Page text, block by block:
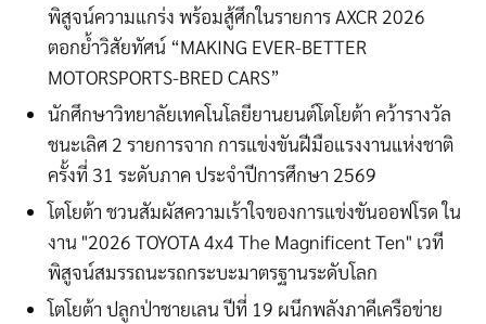
พิสูจน์ความแกร่ง พร้อมสู้ศึกในรายการ AXCR 2026
ตอกย้ำวิสัยทัศน์ “MAKING EVER-BETTER
MOTORSPORTS-BRED CARS”
นักศึกษาวิทยาลัยเทคโนโลยียานยนต์โตโยต้า คว้ารางวัล
ชนะเลิศ 2 รายการจาก การแข่งขันฝีมือแรงงานแห่งชาติ
ครั้งที่ 31 ระดับภาค ประจำปีการศึกษา 2569
โตโยต้า ชวนสัมผัสความเร้าใจของการแข่งขันออฟโรด ใน
งาน "2026 TOYOTA 4x4 The Magnificent Ten" เวที
พิสูจน์สมรรถนะรถกระบะมาตรฐานระดับโลก
โตโยต้า ปลูกป่าชายเลน ปีที่ 19 ผนึกพลังภาคีเครือข่าย